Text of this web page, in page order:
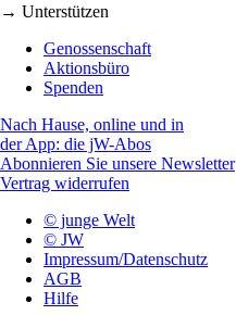
→ Unterstützen
Genossenschaft
Aktionsbüro
Spenden
Nach Hause, online und in
der App: die jW-Abos
Abonnieren Sie unsere Newsletter
Vertrag widerrufen
© junge Welt
© JW
Impressum/Datenschutz
AGB
Hilfe